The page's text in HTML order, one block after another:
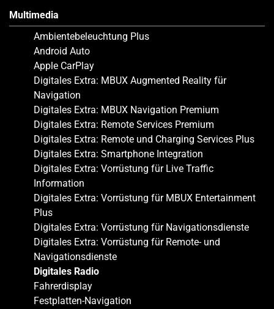
Multimedia
Ambientebeleuchtung Plus
Android Auto
Apple CarPlay
Digitales Extra: MBUX Augmented Reality für
Navigation
Digitales Extra: MBUX Navigation Premium
Digitales Extra: Remote Services Premium
Digitales Extra: Remote und Charging Services Plus
Digitales Extra: Smartphone Integration
Digitales Extra: Vorrüstung für Live Traffic
Information
Digitales Extra: Vorrüstung für MBUX Entertainment
Plus
Digitales Extra: Vorrüstung für Navigationsdienste
Digitales Extra: Vorrüstung für Remote- und
Navigationsdienste
Digitales Radio
Fahrerdisplay
Festplatten-Navigation